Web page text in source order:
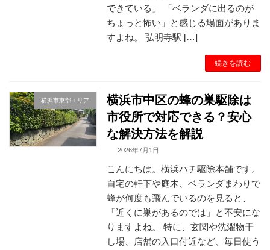
できている」 「ベランダに出るのが
ちょっと怖い」と感じる場面がありま
すよね。 弘明寺駅 […]
続きを読む
横浜市東部エリア
横浜市中区の蜂の巣駆除は
市役所で対応できる？安心
な解決方法を解説
2026年7月1日
こんにちは。横浜ハチ駆除本舗です。
自宅の軒下や庭木、ベランダまわりで
蜂が何度も飛んでいるのを見ると、
「近くに巣があるのでは」と不安にな
りますよね。 特に、玄関や洗濯物干
し場、店舗の入口付近など、毎日使う